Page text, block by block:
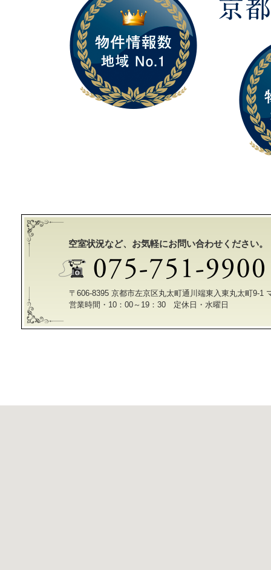
空室状況など、お気軽にお問い合わせください。
〒606-8395 京都市左京区丸太町通川端東入東丸太町9-1
営業時間・10：00～19：30 定休日・水曜日